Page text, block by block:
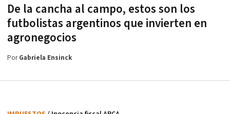
De la cancha al campo, estos son los
futbolistas argentinos que invierten en
agronegocios
PorGabriela Ensinck